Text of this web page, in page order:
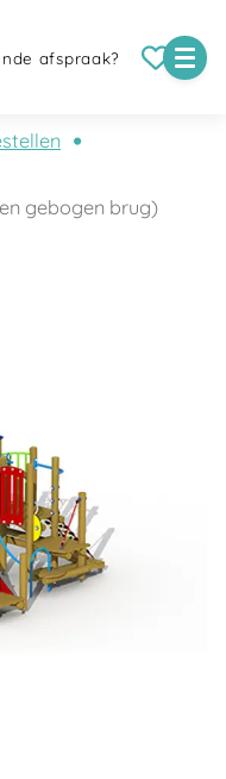
afspraak?
gebogen brug)